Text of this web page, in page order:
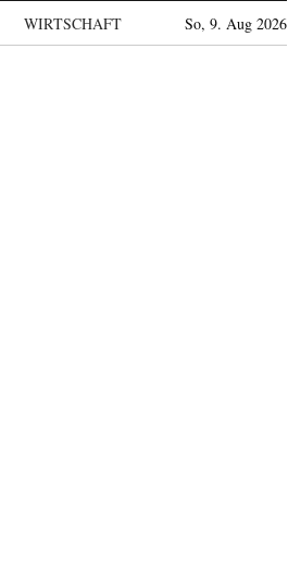
WIRTSCHAFT So, 9. Aug 2026